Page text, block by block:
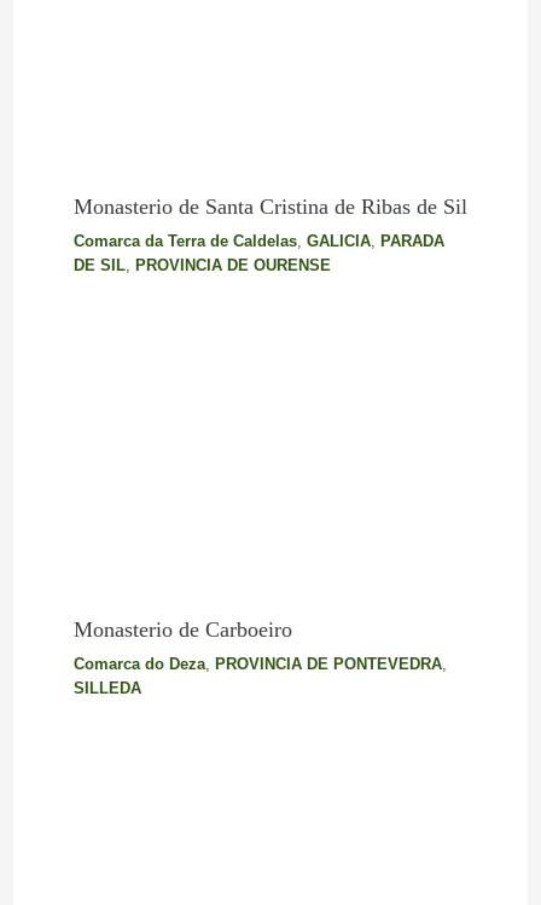
Monasterio de Santa Cristina de Ribas de Sil
Comarca da Terra de Caldelas, GALICIA,
PARADA
DE SIL, PROVINCIA DE OURENSE
Monasterio de Carboeiro
Comarca do Deza, PROVINCIA DE PONTEVEDRA,
SILLEDA